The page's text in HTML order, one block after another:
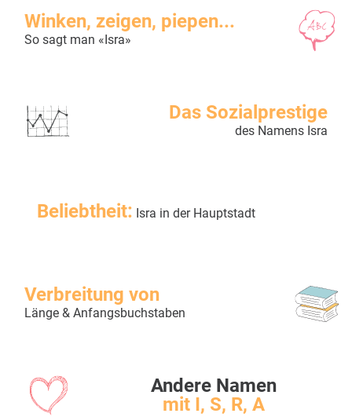
Winken, zeigen, piepen...
So sagt man «Isra»
Das Sozialprestige
des Namens Isra
Beliebtheit: Isra in der Hauptstadt
Verbreitung von
Länge & Anfangsbuchstaben
Andere Namen
mit I, S, R, A